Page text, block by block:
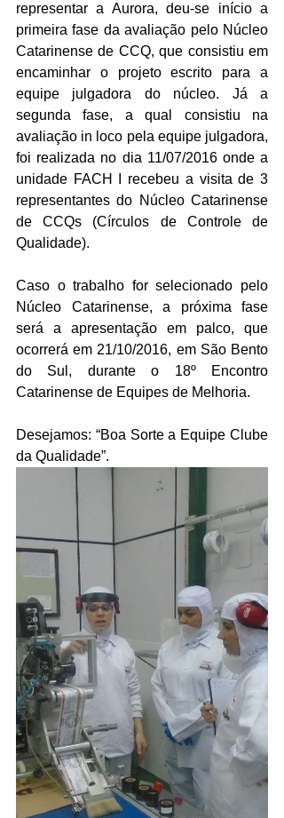
representar a Aurora, deu-se início a
primeira fase da avaliação pelo Núcleo
Catarinense de CCQ, que consistiu em
encaminhar o projeto escrito para a
equipe julgadora do núcleo. Já a
segunda fase, a qual consistiu na
avaliação in loco pela equipe julgadora,
foi realizada no dia 11/07/2016 onde a
unidade FACH I recebeu a visita de 3
representantes do Núcleo Catarinense
de CCQs (Círculos de Controle de
Qualidade).
Caso o trabalho for selecionado pelo
Núcleo Catarinense, a próxima fase
será a apresentação em palco, que
ocorrerá em 21/10/2016, em São Bento
do Sul, durante o 18º Encontro
Catarinense de Equipes de Melhoria.
Desejamos: “Boa Sorte a Equipe Clube
da Qualidade”.